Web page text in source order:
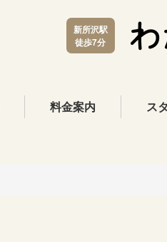
新所沢駅
徒歩7分
料金案内 ス